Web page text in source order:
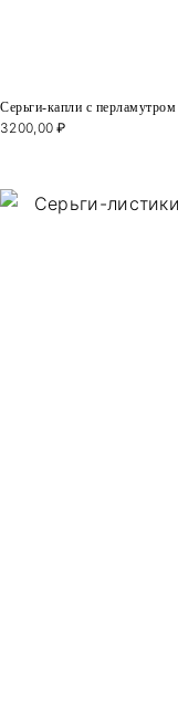
Серьги-капли с перламутром
3200,00₽